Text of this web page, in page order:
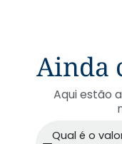
Ainda
Aqui estão
Qual é o